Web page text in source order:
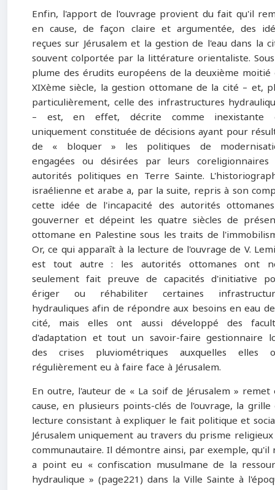
Enfin, l'apport de l'ouvrage provient du fait qu'il
en cause, de façon claire et argumentée, des
reçues sur Jérusalem et la gestion de l'eau dans la
souvent colportée par la littérature orientaliste.
plume des érudits européens de la deuxième moitié
XIXème siècle, la gestion ottomane de la cité – et,
particulièrement, celle des infrastructures
– est, en effet, décrite comme inexistante
uniquement constituée de décisions ayant pour
de « bloquer » les politiques de
engagées ou désirées par leurs
autorités politiques en Terre Sainte.
israélienne et arabe a, par la suite, repris à son
cette idée de l'incapacité des autorités
gouverner et dépeint les quatre siècles de
ottomane en Palestine sous les traits de
Or, ce qui apparaît à la lecture de l'ouvrage de V.
est tout autre : les autorités ottomanes ont
seulement fait preuve de capacités d'initiative
ériger ou réhabiliter certaines
hydrauliques afin de répondre aux besoins en eau
cité, mais elles ont aussi développé des
d'adaptation et tout un savoir-faire gestionnaire
des crises pluviométriques auxquelles elles
régulièrement eu à faire face à Jérusalem.
En outre, l'auteur de « La soif de Jérusalem » remet
cause, en plusieurs points-clés de l'ouvrage, la grille
lecture consistant à expliquer le fait politique et
Jérusalem uniquement au travers du prisme
communautaire. Il démontre ainsi, par exemple, qu'il
a point eu « confiscation musulmane de la
hydraulique » (page221) dans la Ville Sainte à